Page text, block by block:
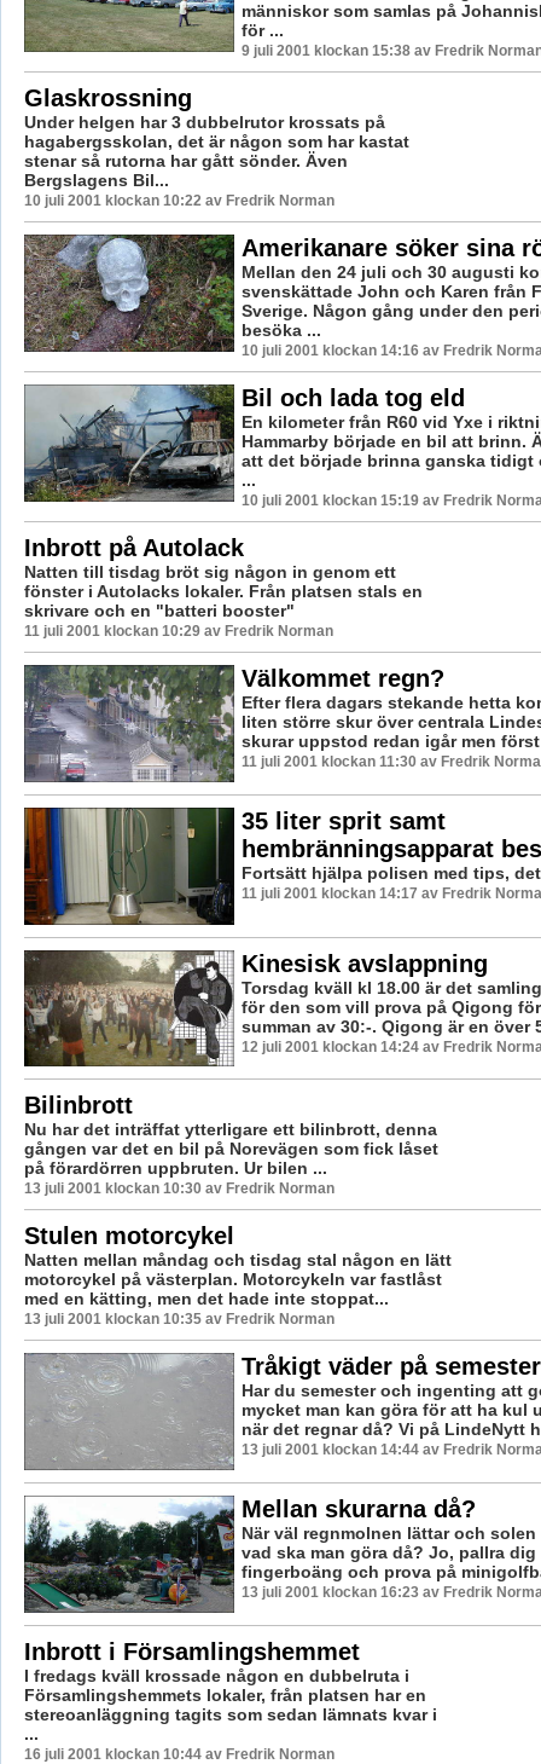
människor som samlas på
för ...
9 juli 2001 klockan 15:38 av Fredrik
Glaskrossning
Under helgen har 3 dubbelrutor krossats på
hagabergsskolan, det är någon som har kastat
stenar så rutorna har gått sönder. Även
Bergslagens Bil...
10 juli 2001 klockan 10:22 av Fredrik Norman
Amerikanare söker sina
Mellan den 24 juli och 30 augusti
svenskättade John och Karen från
Sverige. Någon gång under den
besöka ...
10 juli 2001 klockan 14:16 av Fredrik
Bil och lada tog eld
En kilometer från R60 vid Yxe i
Hammarby började en bil att brinn.
att det började brinna ganska tidigt
...
10 juli 2001 klockan 15:19 av Fredrik
Inbrott på Autolack
Natten till tisdag bröt sig någon in genom ett
fönster i Autolacks lokaler. Från platsen stals en
skrivare och en "batteri booster"
11 juli 2001 klockan 10:29 av Fredrik Norman
Välkommet regn?
Efter flera dagars stekande hetta
liten större skur över centrala
skurar uppstod redan igår men
11 juli 2001 klockan 11:30 av Fredrik
35 liter sprit samt
hembränningsapparat
Fortsätt hjälpa polisen med tips,
11 juli 2001 klockan 14:17 av Fredrik
Kinesisk avslappning
Torsdag kväll kl 18.00 är det
för den som vill prova på Qigong
summan av 30:-. Qigong är en över
12 juli 2001 klockan 14:24 av Fredrik
Bilinbrott
Nu har det inträffat ytterligare ett bilinbrott, denna
gången var det en bil på Norevägen som fick låset
på förardörren uppbruten. Ur bilen ...
13 juli 2001 klockan 10:30 av Fredrik Norman
Stulen motorcykel
Natten mellan måndag och tisdag stal någon en lätt
motorcykel på västerplan. Motorcykeln var fastlåst
med en kätting, men det hade inte stoppat...
13 juli 2001 klockan 10:35 av Fredrik Norman
Tråkigt väder på
Har du semester och ingenting att
mycket man kan göra för att ha kul
när det regnar då? Vi på LindeNytt
13 juli 2001 klockan 14:44 av Fredrik
Mellan skurarna då?
När väl regnmolnen lättar och
vad ska man göra då? Jo, pallra
fingerboäng och prova på
13 juli 2001 klockan 16:23 av Fredrik
Inbrott i Församlingshemmet
I fredags kväll krossade någon en dubbelruta i
Församlingshemmets lokaler, från platsen har en
stereoanläggning tagits som sedan lämnats kvar i
...
16 juli 2001 klockan 10:44 av Fredrik Norman